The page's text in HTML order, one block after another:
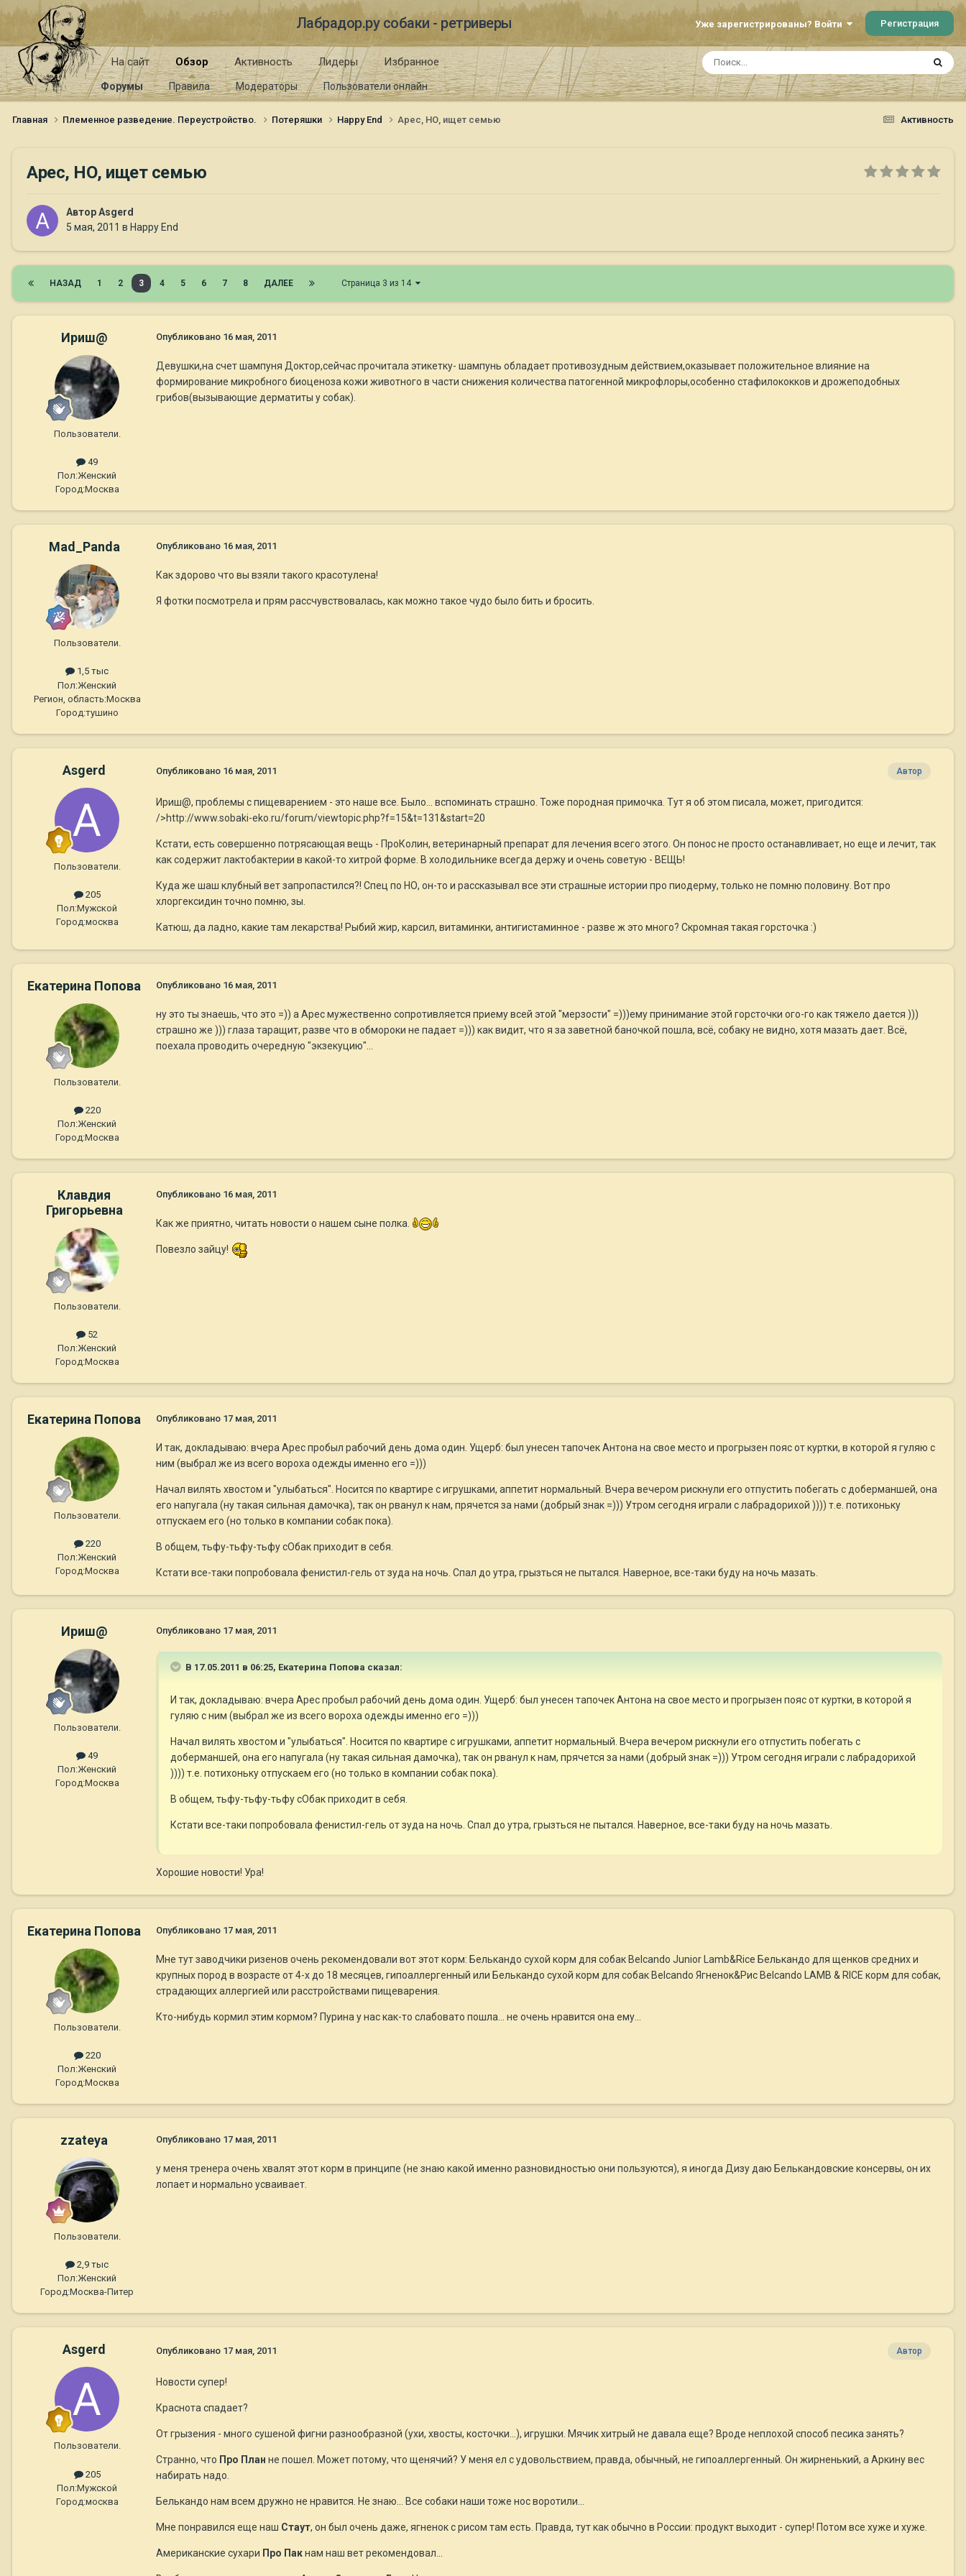
Лабрадор.ру собаки - ретриверы Уже зарегистрированы? Войти Регистрация
На сайт Обзор
Форумы Правила Модераторы Пользователи онлайн
Активность Лидеры Избранное
Активность
Главная Племенное разведение. Переустройство. Потеряшки Happy End Арес, НО, ищет семью
Арес, НО, ищет семью
АвторAsgerd
5 мая, 2011 в Happy End
НАЗАД 1 2 3 4 5 6 7 8 ДАЛЕЕ Страница 3 из 14
Ириш@
Пользователи.
49
Пол:Женский
Город:Москва
Опубликовано 16 мая, 2011
Девушки,на счет шампуня Доктор,сейчас прочитала этикетку- шампунь обладает противозудным действием,оказывает положительное влияние на
формирование микробного биоценоза кожи животного в части снижения количества патогенной микрофлоры,особенно стафилококков и дрожеподобных
грибов(вызывающие дерматиты у собак).
Mad_Panda
Пользователи.
1,5 тыс
Пол:Женский
Регион, область:Москва
Город:тушино
Опубликовано 16 мая, 2011
Как здорово что вы взяли такого красотулена!
Я фотки посмотрела и прям рассчувствовалась, как можно такое чудо было бить и бросить.
Asgerd
Пользователи.
205
Пол:Мужской
Город:москва
Автор
Опубликовано 16 мая, 2011
Ириш@, проблемы с пищеварением - это наше все. Было... вспоминать страшно. Тоже породная примочка. Тут я об этом писала, может, пригодится:
/>http://www.sobaki-eko.ru/forum/viewtopic.php?f=15&t=131&start=20
Кстати, есть совершенно потрясающая вещь - ПроКолин, ветеринарный препарат для лечения всего этого. Он понос не просто останавливает, но еще и лечит, так
как содержит лактобактерии в какой-то хитрой форме. В холодильнике всегда держу и очень советую - ВЕЩЬ!
Куда же шаш клубный вет запропастился?! Спец по НО, он-то и рассказывал все эти страшные истории про пиодерму, только не помню половину. Вот про
хлоргексидин точно помню, зы.
Катюш, да ладно, какие там лекарства! Рыбий жир, карсил, витаминки, антигистаминное - разве ж это много? Скромная такая горсточка :)
Екатерина Попова
Пользователи.
220
Пол:Женский
Город:Москва
Опубликовано 16 мая, 2011
ну это ты знаешь, что это =)) а Арес мужественно сопротивляется приему всей этой "мерзости" =)))ему принимание этой горсточки ого-го как тяжело дается )))
страшно же ))) глаза таращит, разве что в обмороки не падает =))) как видит, что я за заветной баночкой пошла, всё, собаку не видно, хотя мазать дает. Всё,
поехала проводить очередную "экзекуцию"...
Клавдия
Григорьевна
Пользователи.
52
Пол:Женский
Город:Москва
Опубликовано 16 мая, 2011
Как же приятно, читать новости о нашем сыне полка.
Повезло зайцу!
Екатерина Попова
Пользователи.
220
Пол:Женский
Город:Москва
Опубликовано 17 мая, 2011
И так, докладываю: вчера Арес пробыл рабочий день дома один. Ущерб: был унесен тапочек Антона на свое место и прогрызен пояс от куртки, в которой я гуляю с
ним (выбрал же из всего вороха одежды именно его =)))
Начал вилять хвостом и "улыбаться". Носится по квартире с игрушками, аппетит нормальный. Вчера вечером рискнули его отпустить побегать с доберманшей, она
его напугала (ну такая сильная дамочка), так он рванул к нам, прячется за нами (добрый знак =))) Утром сегодня играли с лабрадорихой )))) т.е. потихоньку
отпускаем его (но только в компании собак пока).
В общем, тьфу-тьфу-тьфу сОбак приходит в себя.
Кстати все-таки попробовала фенистил-гель от зуда на ночь. Спал до утра, грызться не пытался. Наверное, все-таки буду на ночь мазать.
Ириш@
Пользователи.
49
Пол:Женский
Город:Москва
Опубликовано 17 мая, 2011
В 17.05.2011 в 06:25, Екатерина Попова сказал:
И так, докладываю: вчера Арес пробыл рабочий день дома один. Ущерб: был унесен тапочек Антона на свое место и прогрызен пояс от куртки, в которой я
гуляю с ним (выбрал же из всего вороха одежды именно его =)))
Начал вилять хвостом и "улыбаться". Носится по квартире с игрушками, аппетит нормальный. Вчера вечером рискнули его отпустить побегать с
доберманшей, она его напугала (ну такая сильная дамочка), так он рванул к нам, прячется за нами (добрый знак =))) Утром сегодня играли с лабрадорихой
)))) т.е. потихоньку отпускаем его (но только в компании собак пока).
В общем, тьфу-тьфу-тьфу сОбак приходит в себя.
Кстати все-таки попробовала фенистил-гель от зуда на ночь. Спал до утра, грызться не пытался. Наверное, все-таки буду на ночь мазать.
Хорошие новости! Ура!
Екатерина Попова
Пользователи.
220
Пол:Женский
Город:Москва
Опубликовано 17 мая, 2011
Мне тут заводчики ризенов очень рекомендовали вот этот корм: Белькандо сухой корм для собак Belcando Junior Lamb&Rice Белькандо для щенков средних и
крупных пород в возрасте от 4-х до 18 месяцев, гипоаллергенный или Белькандо сухой корм для собак Belcando Ягненок&Рис Belcando LAMB & RICE корм для собак,
страдающих аллергией или расстройствами пищеварения.
Кто-нибудь кормил этим кормом? Пурина у нас как-то слабовато пошла... не очень нравится она ему...
zzateya
Пользователи.
2,9 тыс
Пол:Женский
Город:Москва-Питер
Опубликовано 17 мая, 2011
у меня тренера очень хвалят этот корм в принципе (не знаю какой именно разновидностью они пользуются), я иногда Дизу даю Белькандовские консервы, он их
лопает и нормально усваивает.
Asgerd
Пользователи.
205
Пол:Мужской
Город:москва
Автор
Опубликовано 17 мая, 2011
Новости супер!
Краснота спадает?
От грызения - много сушеной фигни разнообразной (ухи, хвосты, косточки...), игрушки. Мячик хитрый не давала еще? Вроде неплохой способ песика занять?
Странно, что Про План не пошел. Может потому, что щенячий? У меня ел с удовольствием, правда, обычный, не гипоаллергенный. Он жирненький, а Аркину вес
набирать надо.
Белькандо нам всем дружно не нравится. Не знаю... Все собаки наши тоже нос воротили...
Мне понравился еще наш Стаут, он был очень даже, ягненок с рисом там есть. Правда, тут как обычно в России: продукт выходит - супер! Потом все хуже и хуже.
Американские сухари Про Пакнам наш вет рекомендовал...